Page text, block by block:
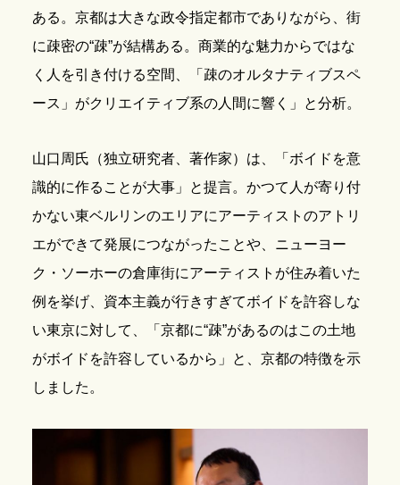
ある。京都は大きな政令指定都市でありながら、街
に疎密の“疎”が結構ある。商業的な魅力からではな
く人を引き付ける空間、「疎のオルタナティブスペ
ース」がクリエイティブ系の人間に響く」と分析。
山口周氏（独立研究者、著作家）は、「ボイドを意
識的に作ることが大事」と提言。かつて人が寄り付
かない東ベルリンのエリアにアーティストのアトリ
エができて発展につながったことや、ニューヨー
ク・ソーホーの倉庫街にアーティストが住み着いた
例を挙げ、資本主義が行きすぎてボイドを許容しな
い東京に対して、「京都に“疎”があるのはこの土地
がボイドを許容しているから」と、京都の特徴を示
しました。